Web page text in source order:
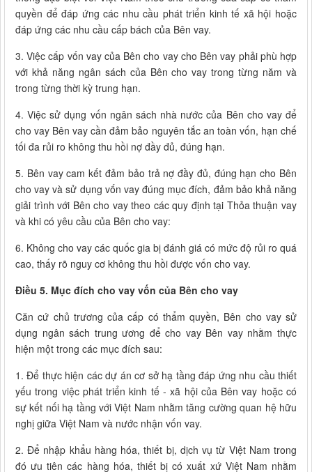
quyền để đáp ứng các nhu cầu phát triển kinh tế xã hội hoặc
đáp ứng các nhu cầu cấp bách của Bên vay.
3. Việc cấp vốn vay của Bên cho vay cho Bên vay phải phù hợp
với khả năng ngân sách của Bên cho vay trong từng năm và
trong từng thời kỳ trung hạn.
4. Việc sử dụng vốn ngân sách nhà nước của Bên cho vay để
cho vay Bên vay cần đảm bảo nguyên tắc an toàn vốn, hạn chế
tối đa rủi ro không thu hồi nợ đầy đủ, đúng hạn.
5. Bên vay cam kết đảm bảo trả nợ đầy đủ, đúng hạn cho Bên
cho vay và sử dụng vốn vay đúng mục đích, đảm bảo khả năng
giải trình với Bên cho vay theo các quy định tại Thỏa thuận vay
và khi có yêu cầu của Bên cho vay:
6. Không cho vay các quốc gia bị đánh giá có mức độ rủi ro quá
cao, thấy rõ nguy cơ không thu hồi được vốn cho vay.
Điều 5. Mục đích cho vay vốn của Bên cho vay
Căn cứ chủ trương của cấp có thẩm quyền, Bên cho vay sử
dụng ngân sách trung ương để cho vay Bên vay nhằm thực
hiện một trong các mục đích sau:
1. Để thực hiện các dự án cơ sở hạ tầng đáp ứng nhu cầu thiết
yếu trong việc phát triển kinh tế - xã hội của Bên vay hoặc có
sự kết nối hạ tầng với Việt Nam nhằm tăng cường quan hệ hữu
nghị giữa Việt Nam và nước nhận vốn vay.
2. Để nhập khẩu hàng hóa, thiết bị, dịch vụ từ Việt Nam trong
đó ưu tiên các hàng hóa, thiết bị có xuất xứ Việt Nam nhằm